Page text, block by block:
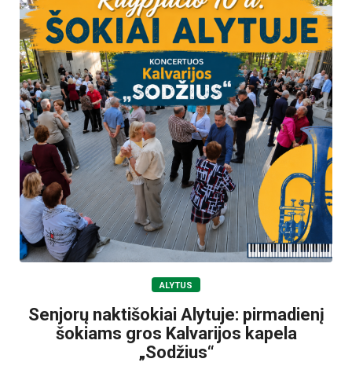
ALYTUS
Senjorų naktišokiai Alytuje: pirmadienį
šokiams gros Kalvarijos kapela
„Sodžius“